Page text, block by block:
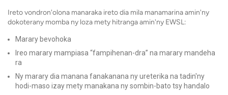
Ireto vondron'olona manaraka ireto dia mila manamarina amin'ny
dokoterany momba ny loza mety hitranga amin'ny EWSL:
Marary bevohoka
Ireo marary mampiasa “fampihenan-dra” na marary mandeha
ra
Ny marary dia manana fanakanana ny ureterika na tadin'ny
hodi-maso izay mety manakana ny sombin-bato tsy handalo